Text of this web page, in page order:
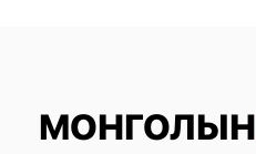
МОНГОЛЫН